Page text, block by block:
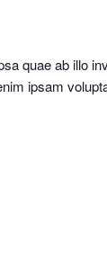
quae ab illo
ipsam